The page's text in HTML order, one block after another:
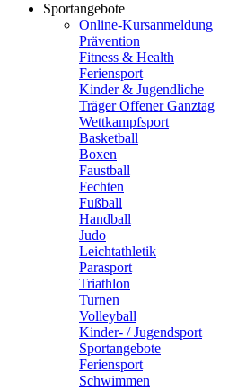
Sportangebote
Online-Kursanmeldung
Prävention
Fitness & Health
Feriensport
Kinder & Jugendliche
Träger Offener Ganztag
Wettkampfsport
Basketball
Boxen
Faustball
Fechten
Fußball
Handball
Judo
Leichtathletik
Parasport
Triathlon
Turnen
Volleyball
Kinder- / Jugendsport
Sportangebote
Feriensport
Schwimmen